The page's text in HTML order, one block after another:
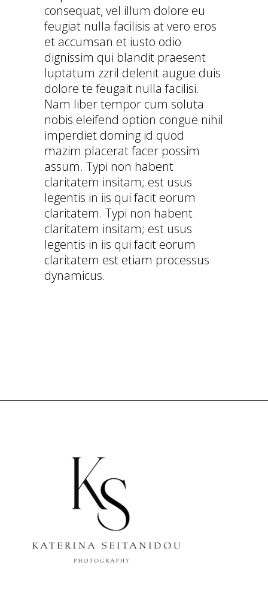
consequat, vel illum dolore eu
feugiat nulla facilisis at vero eros
et accumsan et iusto odio
dignissim qui blandit praesent
luptatum zzril delenit augue duis
dolore te feugait nulla facilisi.
Nam liber tempor cum soluta
nobis eleifend option congue nihil
imperdiet doming id quod
mazim placerat facer possim
assum. Typi non habent
claritatem insitam; est usus
legentis in iis qui facit eorum
claritatem. Typi non habent
claritatem insitam; est usus
legentis in iis qui facit eorum
claritatem est etiam processus
dynamicus.